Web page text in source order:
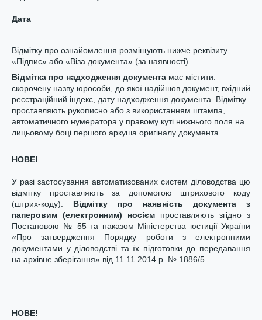
Дата
Відмітку про ознайомлення розміщують нижче реквізиту
«Підпис» або «Віза документа» (за наявності).
Відмітка про надходження документа має містити:
скорочену назву юрособи, до якої надійшов документ, вхідний
реєстраційний індекс, дату надходження документа. Відмітку
проставляють рукописно або з використанням штампа,
автоматичного нумератора у правому куті нижнього поля на
лицьовому боці першого аркуша оригіналу документа.
НОВЕ!
У разі застосування автоматизованих систем діловодства цю
відмітку проставляють за допомогою штрихового коду
(штрих-коду). Відмітку про наявність документа з
паперовим (електронним) носієм проставляють згідно з
Постановою № 55 та наказом Міністерства юстиції України
«Про затвердження Порядку роботи з електронними
документами у діловодстві та їх підготовки до передавання
на архівне зберігання» від 11.11.2014 р. № 1886/5.
НОВЕ!